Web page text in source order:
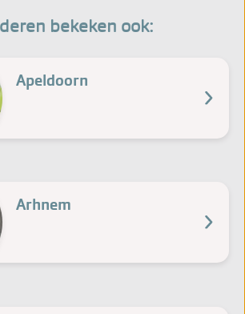
bekeken ook:
Apeldoorn
Arhnem